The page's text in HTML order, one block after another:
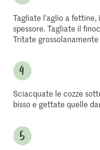
Tagliate l'aglio a fettine,
spessore. Tagliate il
Tritate
Sciacquate le cozze
bisso e gettate quelle